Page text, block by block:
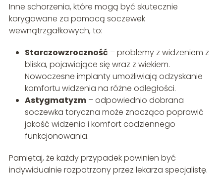
Inne schorzenia, które mogą być skutecznie
korygowane za pomocą soczewek
wewnątrzgałkowych, to:
Starczowzroczność – problemy z widzeniem z
bliska, pojawiające się wraz z wiekiem.
Nowoczesne implanty umożliwiają odzyskanie
komfortu widzenia na różne odległości.
Astygmatyzm– odpowiednio dobrana
soczewka toryczna może znacząco poprawić
jakość widzenia i komfort codziennego
funkcjonowania.
Pamiętaj, że każdy przypadek powinien być
indywidualnie rozpatrzony przez lekarza specjalistę.